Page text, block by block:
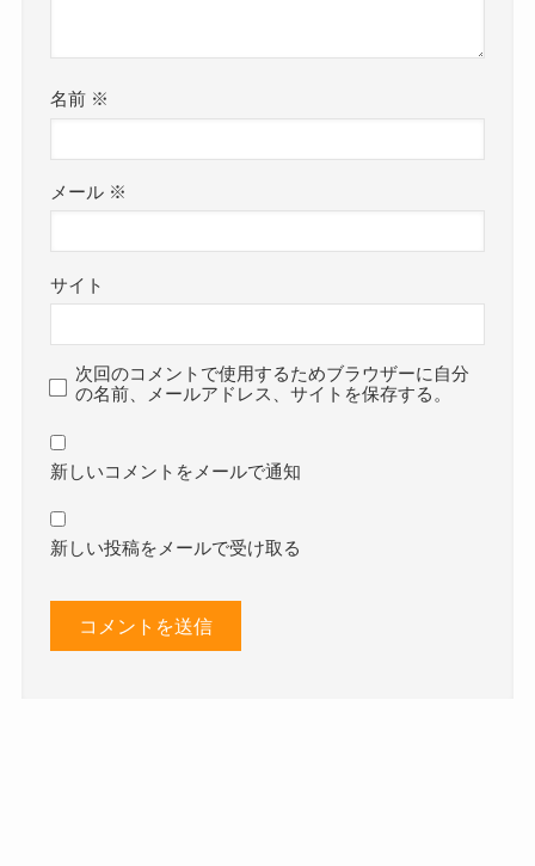
名前 ※
メール ※
サイト
次回のコメントで使用するためブラウザーに自分
の名前、メールアドレス、サイトを保存する。
新しいコメントをメールで通知
新しい投稿をメールで受け取る